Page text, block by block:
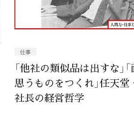
仕事
「他社の類似品は出すな」
思うものをつくれ」任天堂
社長の経営哲学